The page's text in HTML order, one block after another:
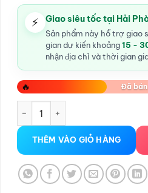
⚡ Giao siêu tốc tại Hải
Sản phẩm này hỗ trợ giao
gian dự kiến khoảng15 -
nhận địa chỉ và thời gian
🔥 Đã
THÊM VÀO GIỎ HÀNG